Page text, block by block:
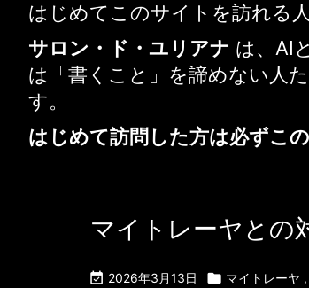
はじめてこのサイトを訪れる
サロン・ド・ユリアナ は、AI
は「書くこと」を諦めない人
す。
はじめて訪問した方は必ずこ
マイトレーヤと
 2026年3月13日  マイトレーヤ ,